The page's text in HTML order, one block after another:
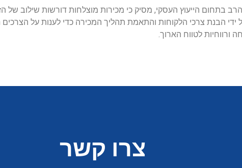
הרב בתחום הייעוץ העסקי, מסיק כי מכירות מוצלחות דורשות שילוב
ידי הבנת צרכי הלקוחות והתאמת תהליך המכירה כדי לענות על הצרכים
ורווחיות לטווח הארוך.
צרו קשר